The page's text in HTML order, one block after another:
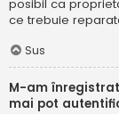
posibil ca
ce trebuie
Sus
M-am
mai pot